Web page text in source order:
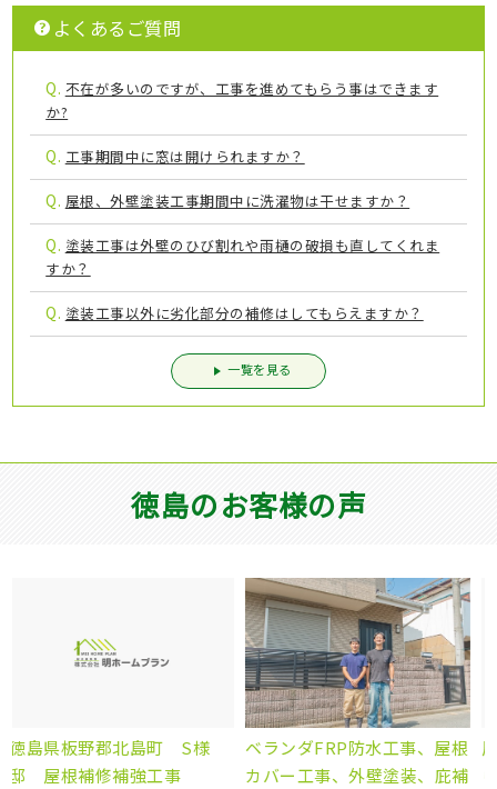
よくあるご質問
Q. 不在が多いのですが、工事を進めてもらう事はできます
か?
Q. 工事期間中に窓は開けられますか？
Q. 屋根、外壁塗装工事期間中に洗濯物は干せますか？
Q. 塗装工事は外壁のひび割れや雨樋の破損も直してくれま
すか？
Q. 塗装工事以外に劣化部分の補修はしてもらえますか？
一覧を見る
徳島のお客様の声
屋根葺き替え工事 瓦屋根か
ら金属屋根へ 雨漏り修理
屋根塗装、棟板金交換、外壁
塗装 徳島県徳島市 N様